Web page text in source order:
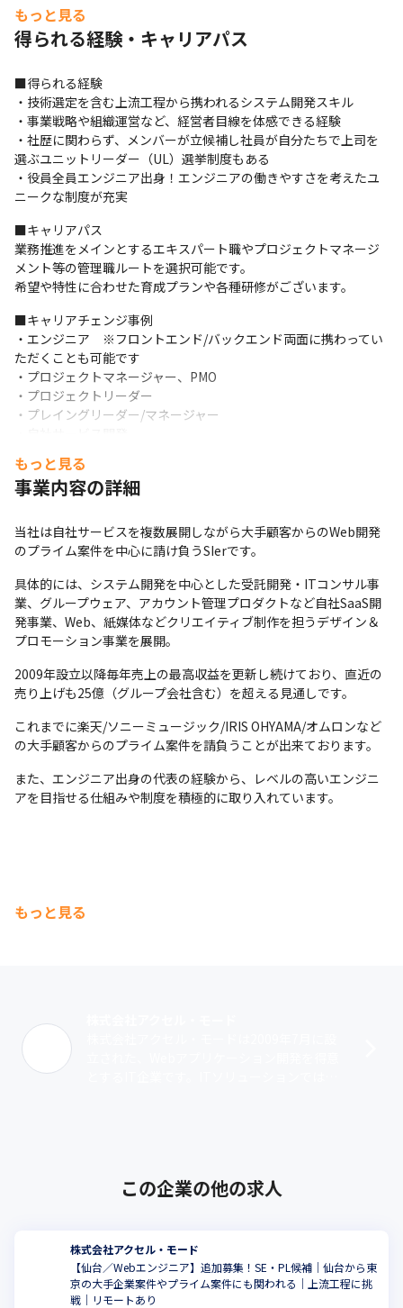
＜チームK「教育」＞
・内定者研修や新人研修などを中心に社員の教育に携わっ
ています
東京本社 PR動画（仙台支社・京都支社も動画有り）
もっと見る
得られる経験・キャリアパス
■得られる経験
・技術選定を含む上流工程から携われるシステム開発スキル
・事業戦略や組織運営など、経営者目線を体感できる経験
・社歴に関わらず、メンバーが立候補し社員が自分たちで上司を
選ぶユニットリーダー（UL）選挙制度もある
・役員全員エンジニア出身！エンジニアの働きやすさを考えたユ
ニークな制度が充実
■キャリアパス
業務推進をメインとするエキスパート職やプロジェクトマネージ
メント等の管理職ルートを選択可能です。
希望や特性に合わせた育成プランや各種研修がございます。
■キャリアチェンジ事例
・エンジニア　※フロントエンド/バックエンド両面に携わってい
ただくことも可能です
・プロジェクトマネージャー、PMO
・プロジェクトリーダー
・プレイングリーダー/マネージャー
・バックオフィス（採用/研修など）
・26歳：入社5年でプロジェクトリーダーに昇格※新卒入社
・30歳：入社6年でプロジェクトマネージャーに昇格※未経験入社
・35歳：入社2年で部長に昇格※33歳でプロジェクトマネージャ
ーとして中途入社
もっと見る
事業内容の詳細
当社は自社サービスを複数展開しながら大手顧客からのWeb開発
のプライム案件を中心に請け負うSIerです。
具体的には、システム開発を中心とした受託開発・ITコンサル事
業、グループウェア、アカウント管理プロダクトなど自社SaaS開
発事業、Web、紙媒体などクリエイティブ制作を担うデザイン＆
プロモーション事業を展開。
2009年設立以降毎年売上の最高収益を更新し続けており、直近の
売り上げも25億（グループ会社含む）を超える見通しです。
これまでに楽天/ソニーミュージック/IRIS OHYAMA/オムロンなど
の大手顧客からのプライム案件を請負うことが出来ております。
また、エンジニア出身の代表の経験から、レベルの高いエンジニ
アを目指せる仕組みや制度を積極的に取り入れています。
もっと見る
この企業の他の求人
株式会社アクセル・モード
【仙台／Webエンジニア】追加募集！SE・PL候補｜仙台から東
京の大手企業案件やプライム案件にも関われる｜上流工程に挑
戦｜リモートあり